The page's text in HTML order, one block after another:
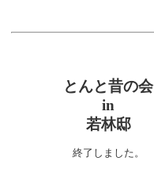
とんと昔の会
in
若林邸
終了しました。